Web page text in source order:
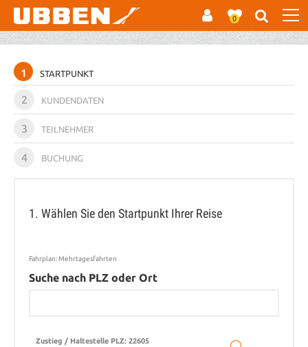
0
1 STARTPUNKT
2 KUNDENDATEN
3 TEILNEHMER
4 BUCHUNG
1. Wählen Sie den Startpunkt Ihrer Reise
Fahrplan: Mehrtagesfahrten
Suche nach PLZ oder Ort
Zustieg / Haltestelle PLZ: 22605